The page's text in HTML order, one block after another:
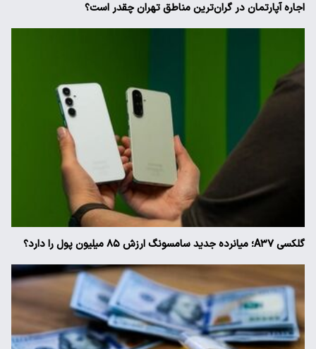
اجاره آپارتمان در گران‌ترین مناطق تهران چقدر است؟
گلکسی A۳۷؛ میانرده جدید سامسونگ ارزش ۸۵ میلیون پول را دارد؟